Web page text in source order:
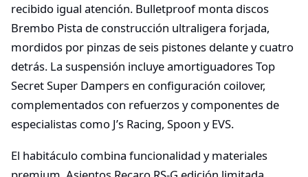
recibido igual atención. Bulletproof monta discos
Brembo Pista de construcción ultraligera forjada,
mordidos por pinzas de seis pistones delante y cuatro
detrás. La suspensión incluye amortiguadores Top
Secret Super Dampers en configuración coilover,
complementados con refuerzos y componentes de
especialistas como J’s Racing, Spoon y EVS.
El habitáculo combina funcionalidad y materiales